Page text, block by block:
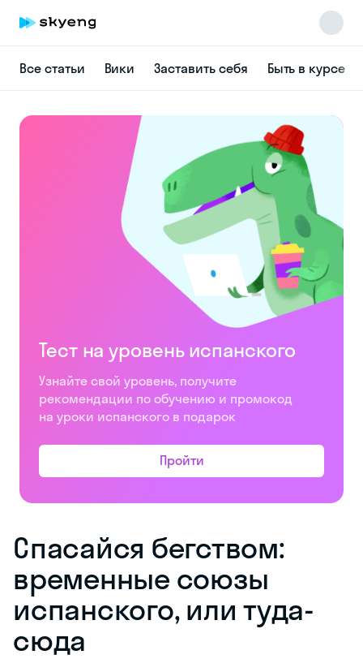
Все статьи Вики Заставить себя Быть в курсе
Тест на уровень испанского
Узнайте свой уровень, получите
рекомендации по обучению и промокод
на уроки испанского в подарок
Пройти
Спасайся бегством:
временные союзы
испанского, или туда-
сюда